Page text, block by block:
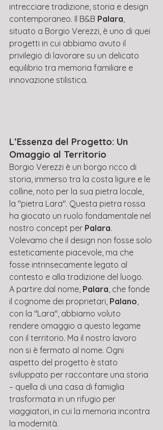
intrecciare tradizione, storia e design
contemporaneo. Il B&B Palara
situato a Borgio Verezzi, è uno di quei
progetti in cui abbiamo avuto il
privilegio di lavorare su un delicato
equilibrio tra memoria familiare e
innovazione stilistica.
L’Essenza del Progetto: Un
Omaggio al Territorio
Borgio Verezzi è un borgo ricco di
storia, immerso tra la costa ligure e le
colline, noto per la sua pietra locale,
la "pietra Lara". Questa pietra rossa
ha giocato un ruolo fondamentale nel
nostro concept per Palara.
Volevamo che il design non fosse solo
esteticamente piacevole, ma che
fosse intrinsecamente legato al
contesto e alla tradizione del luogo.
A partire dal nome, Palara , che fonde
il cognome dei proprietari, Palano
con la "Lara", abbiamo voluto
rendere omaggio a questo legame
con il territorio. Ma il nostro lavoro
non si è fermato al nome. Ogni
aspetto del progetto è stato
sviluppato per raccontare una storia
– quella di una casa di famiglia
trasformata in un rifugio per
viaggiatori, in cui la memoria incontra
la modernità.